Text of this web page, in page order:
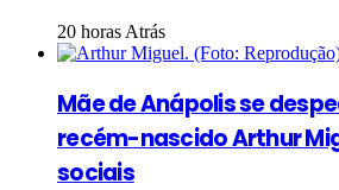
20 horas Atrás
Mãe de Anápolis se
recém-nascido Arthur
sociais